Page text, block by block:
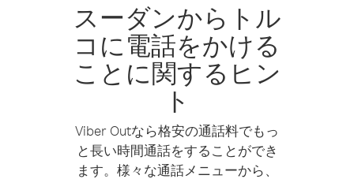
スーダンからトル
コに電話をかける
ことに関するヒン
ト
Viber Outなら格安の通話料でもっ
と長い時間通話をすることができ
ます。様々な通話メニューから、